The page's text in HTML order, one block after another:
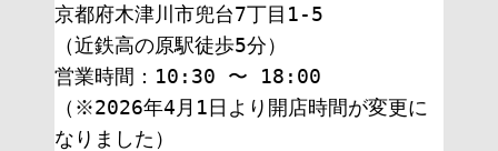
京都府木津川市兜台7丁目1-5
（近鉄高の原駅徒歩5分）
営業時間：10:30 〜 18:00
（※2026年4月1日より開店時間が変更に
なりました）